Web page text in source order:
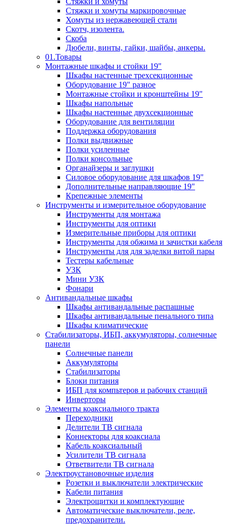
Стяжки и хомуты маркировочные
Хомуты из нержавеющей стали
Скотч, изолента.
Скоба
Дюбели, винты, гайки, шайбы, анкеры.
01.Товары
Монтажные шкафы и стойки 19"
Шкафы настенные трехсекционные
Оборудование 19" разное
Монтажные стойки и кронштейны 19"
Шкафы напольные
Шкафы настенные двухсекционные
Оборудование для вентиляции
Поддержка оборудования
Полки выдвижные
Полки усиленные
Полки консольные
Органайзеры и заглушки
Силовое оборудование для шкафов 19"
Дополнительные направляющие 19"
Крепежные элементы
Инструменты и измерительное оборудование
Инструменты для монтажа
Инструменты для оптики
Измерительные приборы для оптики
Инструменты для обжима и зачистки кабеля
Инструменты для для заделки витой пары
Тестеры кабельные
УЗК
Мини УЗК
Фонари
Антивандальные шкафы
Шкафы антивандальные распашные
Шкафы антивандальные пенального типа
Шкафы климатические
Стабилизаторы, ИБП, аккумуляторы, солнечные
панели
Солнечные панели
Аккумуляторы
Стабилизаторы
Блоки питания
ИБП для компьтеров и рабочих станций
Инверторы
Элементы коаксиального тракта
Переходники
Делители ТВ сигнала
Коннекторы для коаксиала
Кабель коаксиальный
Усилители ТВ сигнала
Ответвители ТВ сигнала
Электроустановочные изделия
Розетки и выключатели электрические
Кабели питания
Электрощитки и комплектующие
Автоматические выключатели, реле,
предохранители.